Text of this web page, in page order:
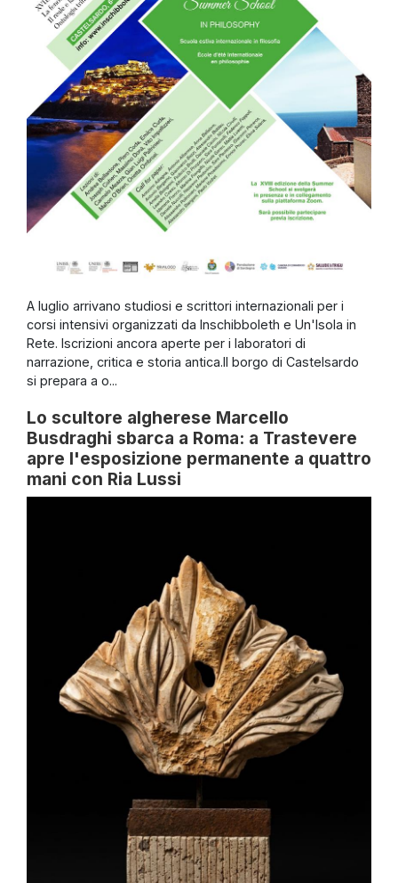
A luglio arrivano studiosi e scrittori internazionali per i
corsi intensivi organizzati da Inschibboleth e Un'Isola in
Rete. Iscrizioni ancora aperte per i laboratori di
narrazione, critica e storia antica.Il borgo di Castelsardo
si prepara a o...
Lo scultore algherese Marcello
Busdraghi sbarca a Roma: a Trastevere
apre l'esposizione permanente a quattro
mani con Ria Lussi